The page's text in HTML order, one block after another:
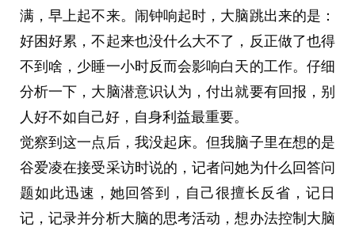
满，早上起不来。闹钟响起时，大脑跳出来的是：
好困好累，不起来也没什么大不了，反正做了也得
不到啥，少睡一小时反而会影响白天的工作。仔细
分析一下，大脑潜意识认为，付出就要有回报，别
人好不如自己好，自身利益最重要。
觉察到这一点后，我没起床。但我脑子里在想的是
谷爱凌在接受采访时说的，记者问她为什么回答问
题如此迅速，她回答到，自己很擅长反省，记日
记，记录并分析大脑的思考活动，想办法控制大脑